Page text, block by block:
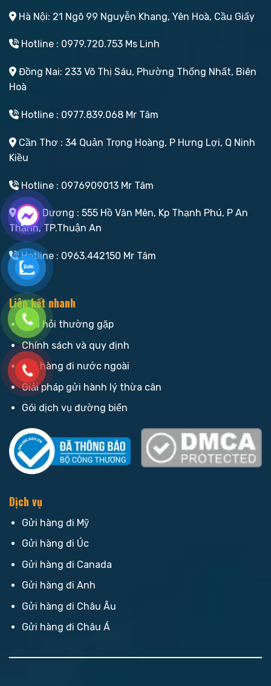
Hà Nội: 21 Ngõ 99 Nguyễn Khang, Yên Hoà, Cầu Giấy
Hotline : 0979.720.753 Ms Linh
Đồng Nai: 233 Võ Thị Sáu, Phường Thống Nhất, Biên
Hoà
Hotline : 0977.839.068 Mr Tâm
Cần Thơ : 34 Quản Trọng Hoàng, P Hưng Lợi, Q Ninh
Kiều
Hotline : 0976909013 Mr Tâm
Bình Dương : 555 Hồ Văn Mên, Kp Thạnh Phú, P An
Thạnh, TP.Thuận An
Hotline : 0963.442150 Mr Tâm
Liên kết nhanh
Câu hỏi thường gặp
Chính sách và quy định
Gửi hàng đi nước ngoài
Giải pháp gửi hành lý thừa cân
Gói dịch vụ đường biển
Dịch vụ
Gửi hàng đi Mỹ
Gửi hàng đi Úc
Gửi hàng đi Canada
Gửi hàng đi Anh
Gửi hàng đi Châu Âu
Gửi hàng đi Châu Á